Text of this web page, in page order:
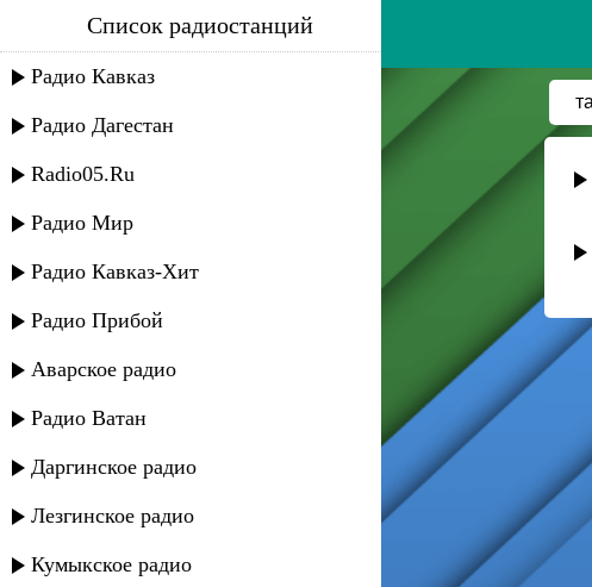
танцы минус - оно
Список радиостанций
Радио Кавказ
Радио Дагестан
Radio05.Ru
Радио Мир
Радио Кавказ-Хит
Радио Прибой
Аварское радио
Радио Ватан
Даргинское радио
Лезгинское радио
Кумыкское радио